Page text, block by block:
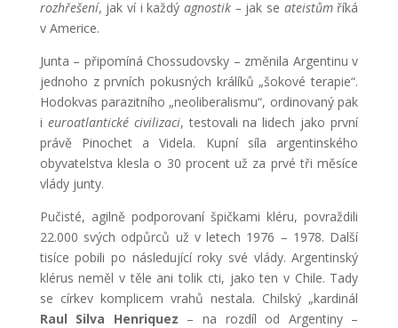
rozhřešení, jak ví i každý agnostik – jak se ateistům říká
v Americe.
Junta – připomíná Chossudovsky – změnila Argentinu v
jednoho z prvních pokusných králíků „šokové terapie“.
Hodokvas parazitního „neoliberalismu“, ordinovaný pak
i euroatlantické civilizaci, testovali na lidech jako první
právě Pinochet a Videla. Kupní síla argentinského
obyvatelstva klesla o 30 procent už za prvé tři měsíce
vlády junty.
Pučisté, agilně podporovaní špičkami kléru, povraždili
22.000 svých odpůrců už v letech 1976 – 1978. Další
tisíce pobili po následující roky své vlády. Argentinský
klérus neměl v těle ani tolik cti, jako ten v Chile. Tady
se církev komplicem vrahů nestala. Chilský „kardinál
Raul Silva Henriquez – na rozdíl od Argentiny –